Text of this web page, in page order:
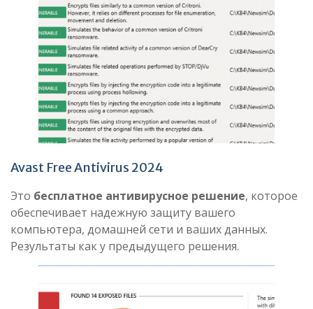
Avast Free Antivirus 2024
Это бесплатное антивирусное решение, которое
обеспечивает надежную защиту вашего
компьютера, домашней сети и ваших данных.
Результаты как у предыдущего решения.